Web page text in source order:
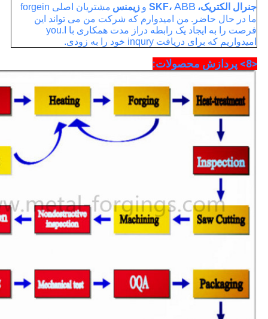
جنرال الکتریک، SKF، ABB و زیمنس
مشتریان اصلی forgein
ما در حال حاضر. من امیدوارم که شرکت من می تواند این
فرصت را به ایجاد یک رابطه دراز مدت همکاری با you.I
امیدواریم که برای دریافت inqury خود را به زودی.
<8> پردازش محصولات: